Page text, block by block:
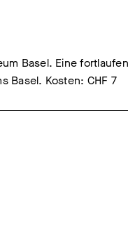
Basel. Eine
Basel. Kosten: CHF 7